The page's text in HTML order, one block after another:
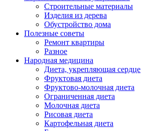
Строительные материалы
Изделия из дерева
Обустройство дома
Полезные советы
Ремонт квартиры
Разное
Народная медицина
Диета, укрепляющая сердце
Фруктовая диета
Фруктово-молочная диета
Ограниченная диета
Молочная диета
Рисовая диета
Картофельная диета